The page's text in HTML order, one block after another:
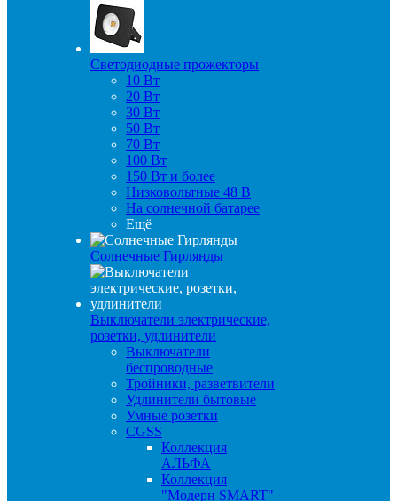
Светодиодные прожекторы
10 Вт
20 Вт
30 Вт
50 Вт
70 Вт
100 Вт
150 Вт и более
Низковольтные 48 В
На солнечной батарее
Ещё
Солнечные Гирлянды
Выключатели электрические,
розетки, удлинители
Выключатели
беспроводные
Тройники, разветвители
Удлинители бытовые
Умные розетки
CGSS
Коллекция
АЛЬФА
Коллекция
"Модерн SMART"